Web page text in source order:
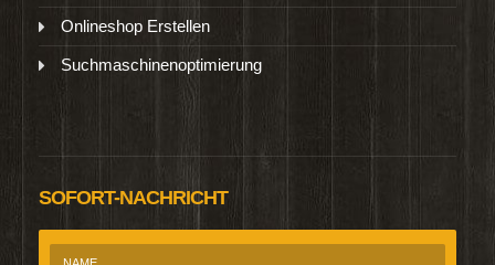
Onlineshop Erstellen
Suchmaschinenoptimierung
SOFORT-NACHRICHT